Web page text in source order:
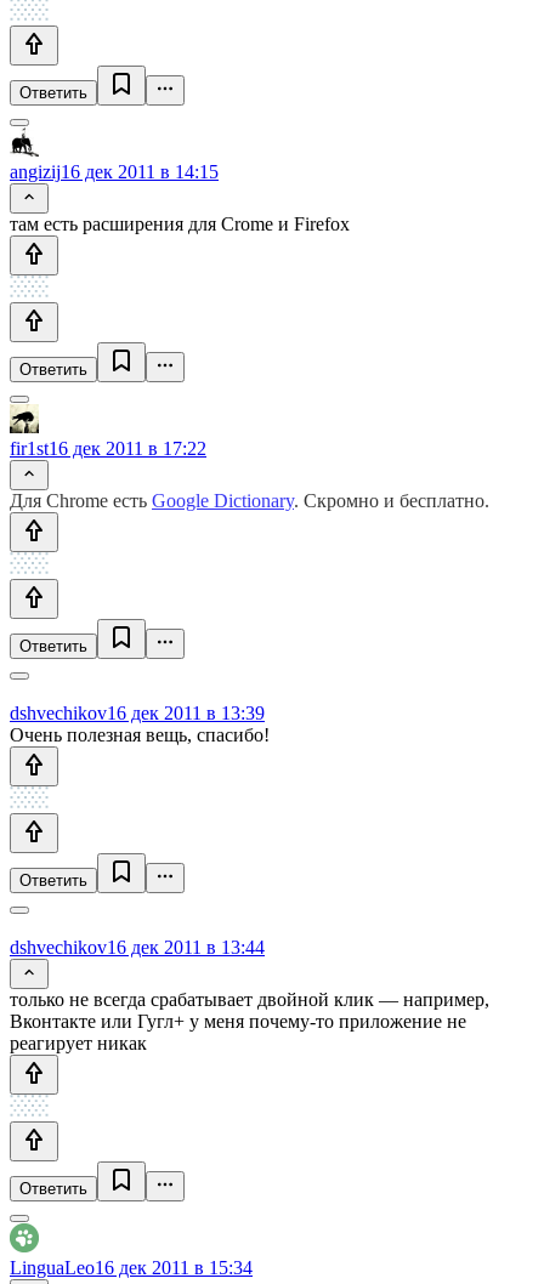
Ответить
angizij16 дек 2011 в 14:15
там есть расширения для Crome и Firefox
Ответить
fir1st16 дек 2011 в 17:22
Для Chrome есть Google Dictionary. Скромно и бесплатно.
Ответить
dshvechikov16 дек 2011 в 13:39
Очень полезная вещь, спасибо!
Ответить
dshvechikov16 дек 2011 в 13:44
только не всегда срабатывает двойной клик — например,
Вконтакте или Гугл+ у меня почему-то приложение не
реагирует никак
Ответить
LinguaLeo16 дек 2011 в 15:34